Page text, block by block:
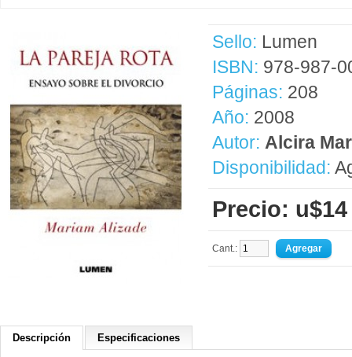
Sello: Lumen
ISBN: 978-987-
Páginas: 208
Año: 2008
Autor: Alcira
Disponibilidad:
Precio: u$14
Cant.:
Descripción Especificaciones